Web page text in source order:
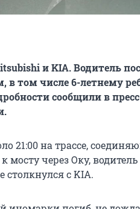
и KIA. Водитель
том числе 6-летнему
сообщили в
21:00 на трассе,
через Оку, водитель
столкнулся с KIA.